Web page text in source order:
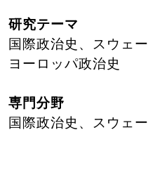
研究テーマ
国際政治史、スウェ
ヨーロッパ政治史
専門分野
国際政治史、スウェ